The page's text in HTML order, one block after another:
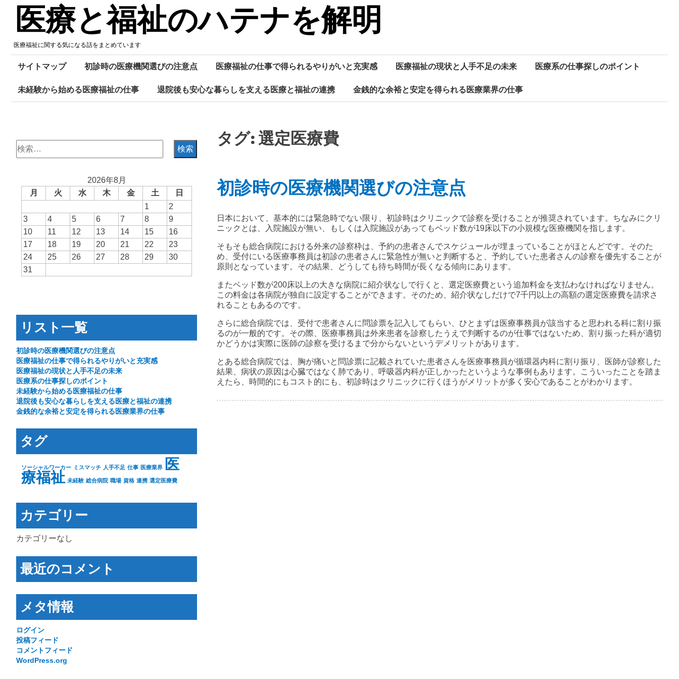
Skip
content
医療と福祉のハテナを解明
医療福祉に関する気になる話をまとめています
サイトマップ 初診時の医療機関選びの注意点 医療福祉の仕事で得られるやりがいと充実感 医療福祉の現状と人手不足の未来 医療系の仕事探しのポイント
未経験から始める医療福祉の仕事 退院後も安心な暮らしを支える医療と福祉の連携 金銭的な余裕と安定を得られる医療業界の仕事
タグ: 選定医療費
初診時の医療機関選びの注意点
日本において、基本的には緊急時でない限り、初診時はクリニックで診察を受けることが推奨されています。ちなみにクリ
ニックとは、入院施設が無い、もしくは入院施設があってもベッド数が19床以下の小規模な医療機関を指します。
そもそも総合病院における外来の診察枠は、予約の患者さんでスケジュールが埋まっていることがほとんどです。そのた
め、受付にいる医療事務員は初診の患者さんに緊急性が無いと判断すると、予約していた患者さんの診察を優先することが
原則となっています。その結果、どうしても待ち時間が長くなる傾向にあります。
またベッド数が200床以上の大きな病院に紹介状なしで行くと、選定医療費という追加料金を支払わなければなりません。
この料金は各病院が独自に設定することができます。そのため、紹介状なしだけで7千円以上の高額の選定医療費を請求さ
れることもあるのです。
さらに総合病院では、受付で患者さんに問診票を記入してもらい、ひとまずは医療事務員が該当すると思われる科に割り振
るのが一般的です。その際、医療事務員は外来患者を診察したうえで判断するのが仕事ではないため、割り振った科が適切
かどうかは実際に医師の診察を受けるまで分からないというデメリットがあります。
とある総合病院では、胸が痛いと問診票に記載されていた患者さんを医療事務員が循環器内科に割り振り、医師が診察した
結果、病状の原因は心臓ではなく肺であり、呼吸器内科が正しかったというような事例もあります。こういったことを踏ま
えたら、時間的にもコスト的にも、初診時はクリニックに行くほうがメリットが多く安心であることがわかります。
検
索:
2026年8月
月
火 水 木 金 土
日
1
2
3
4 5 6 7 8
9
10
11 12 13 14 15
16
17
18 19 20 21 22
23
24
25 26 27 28 29
30
31
リスト一覧
初診時の医療機関選びの注意点
医療福祉の仕事で得られるやりがいと充実感
医療福祉の現状と人手不足の未来
医療系の仕事探しのポイント
未経験から始める医療福祉の仕事
退院後も安心な暮らしを支える医療と福祉の連携
金銭的な余裕と安定を得られる医療業界の仕事
タグ
ソーシャルワーカー ミスマッチ 人手不足 仕事 医療業界 医
療福祉 未経験 総合病院 職場 資格 連携 選定医療費
カテゴリー
カテゴリーなし
最近のコメント
メタ情報
ログイン
投稿フィード
コメントフィード
WordPress.org